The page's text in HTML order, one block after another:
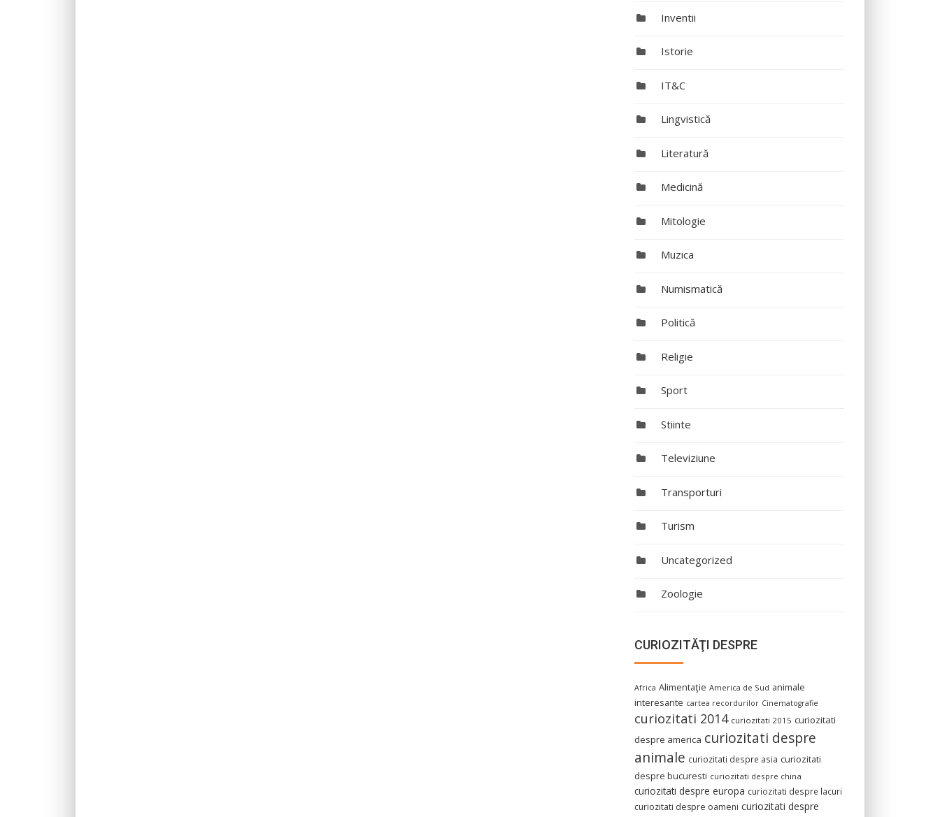
Inventii
Istorie
IT&C
Lingvistică
Literatură
Medicină
Mitologie
Muzica
Numismatică
Politică
Religie
Sport
Stiinte
Televiziune
Transporturi
Turism
Uncategorized
Zoologie
CURIOZITĂŢI DESPRE
Africa Alimentaţie America de Sud animale
interesante cartea recordurilor Cinematografie
curiozitati 2014 curiozitati 2015 curiozitati
despre america curiozitati despre
animale curiozitati despre asia curiozitati
despre bucuresti curiozitati despre china
curiozitati despre europa curiozitati despre lacuri
curiozitati despre oameni curiozitati despre